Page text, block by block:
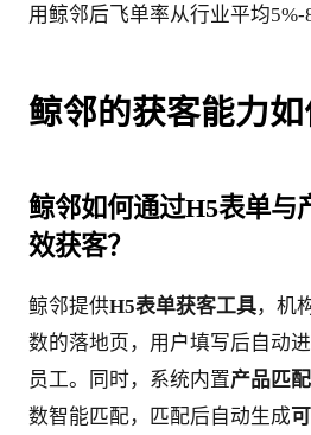
用鲸邻后飞单率从行业平均5%-
鲸邻的获客能力如
鲸邻如何通过H5表单与
效获客？
鲸邻提供H5表单获客工具，机
数的落地页，用户填写后自动
员工。同时，系统内置产品匹
数智能匹配，匹配后自动生成